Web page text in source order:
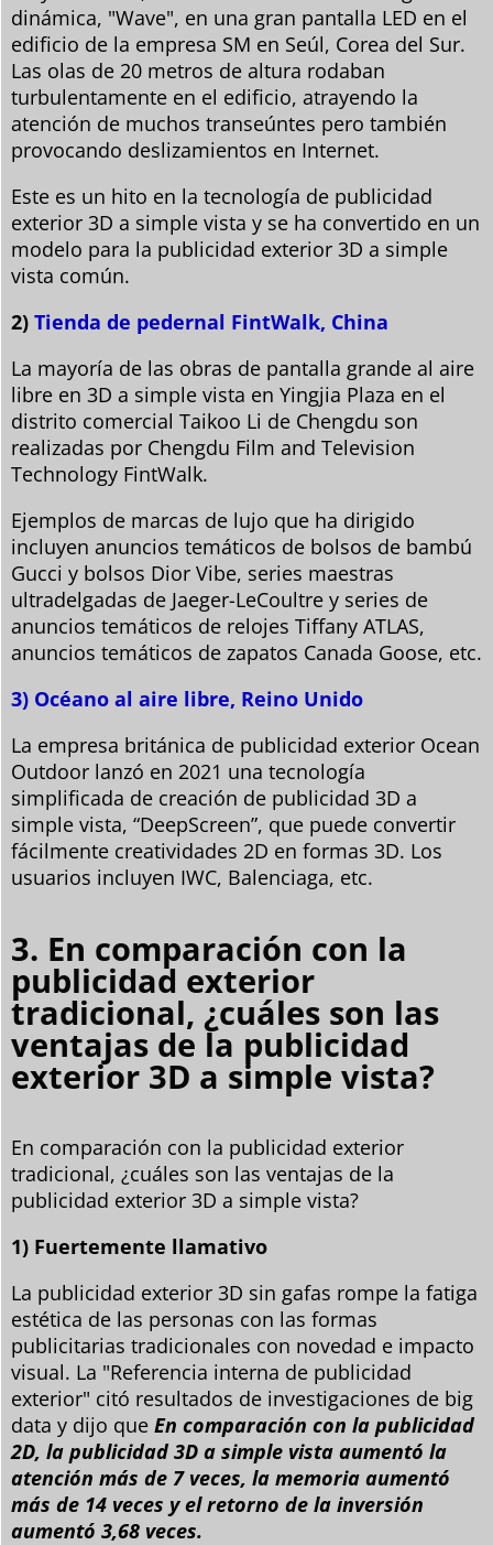
dinámica, "Wave", en una gran pantalla LED en el
edificio de la empresa SM en Seúl, Corea del Sur.
Las olas de 20 metros de altura rodaban
turbulentamente en el edificio, atrayendo la
atención de muchos transeúntes pero también
provocando deslizamientos en Internet.
Este es un hito en la tecnología de publicidad
exterior 3D a simple vista y se ha convertido en un
modelo para la publicidad exterior 3D a simple
vista común.
2) Tienda de pedernal FintWalk, China
La mayoría de las obras de pantalla grande al aire
libre en 3D a simple vista en Yingjia Plaza en el
distrito comercial Taikoo Li de Chengdu son
realizadas por Chengdu Film and Television
Technology FintWalk.
Ejemplos de marcas de lujo que ha dirigido
incluyen anuncios temáticos de bolsos de bambú
Gucci y bolsos Dior Vibe, series maestras
ultradelgadas de Jaeger-LeCoultre y series de
anuncios temáticos de relojes Tiffany ATLAS,
anuncios temáticos de zapatos Canada Goose, etc.
3) Océano al aire libre, Reino Unido
La empresa británica de publicidad exterior Ocean
Outdoor lanzó en 2021 una tecnología
simplificada de creación de publicidad 3D a
simple vista, “DeepScreen”, que puede convertir
fácilmente creatividades 2D en formas 3D. Los
usuarios incluyen IWC, Balenciaga, etc.
3. En comparación con la
publicidad exterior
tradicional, ¿cuáles son las
ventajas de la publicidad
exterior 3D a simple vista?
En comparación con la publicidad exterior
tradicional, ¿cuáles son las ventajas de la
publicidad exterior 3D a simple vista?
1) Fuertemente llamativo
La publicidad exterior 3D sin gafas rompe la fatiga
estética de las personas con las formas
publicitarias tradicionales con novedad e impacto
visual. La "Referencia interna de publicidad
exterior" citó resultados de investigaciones de big
data y dijo que En comparación con la publicidad
2D, la publicidad 3D a simple vista aumentó la
atención más de 7 veces, la memoria aumentó
más de 14 veces y el retorno de la inversión
aumentó 3,68 veces.